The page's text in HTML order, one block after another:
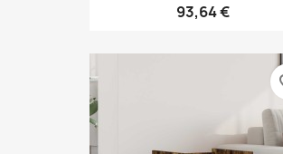
93,64 €